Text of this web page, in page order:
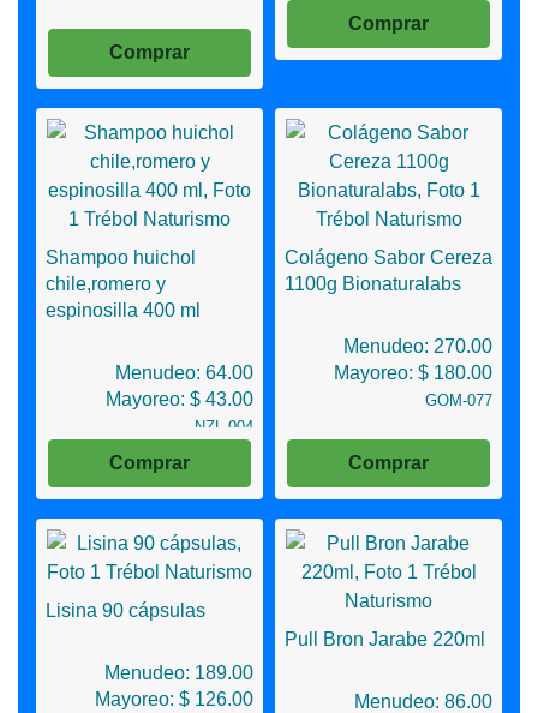
Comprar
Comprar
Shampoo huichol
chile,romero y
espinosilla 400 ml
Menudeo: 64.00
Mayoreo: $ 43.00
NZL-004
Comprar
Colágeno Sabor Cereza
1100g Bionaturalabs
Menudeo: 270.00
Mayoreo: $ 180.00
GOM-077
Comprar
Lisina 90 cápsulas
Menudeo: 189.00
Mayoreo: $ 126.00
Pull Bron Jarabe 220ml
Menudeo: 86.00